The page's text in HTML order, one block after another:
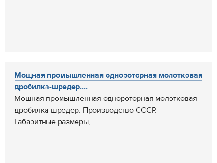
Мощная промышленная однороторная молотковая
дробилка-шредер....
Мощная промышленная однороторная молотковая
дробилка-шредер. Производство СССР.
Габаритные размеры, ...